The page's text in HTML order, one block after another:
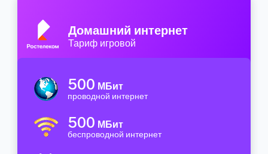
Домашний интернет
Тариф игровой
500 МБит
проводной интернет
500 МБит
беспроводной интернет